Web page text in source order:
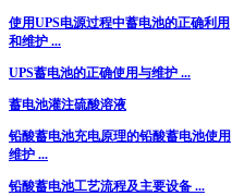
使用UPS电源过程中蓄电池的正确利用
和维护 ...
UPS蓄电池的正确使用与维护 ...
蓄电池灌注硫酸溶液
铅酸蓄电池充电原理的铅酸蓄电池使用
维护 ...
铅酸蓄电池工艺流程及主要设备 ...